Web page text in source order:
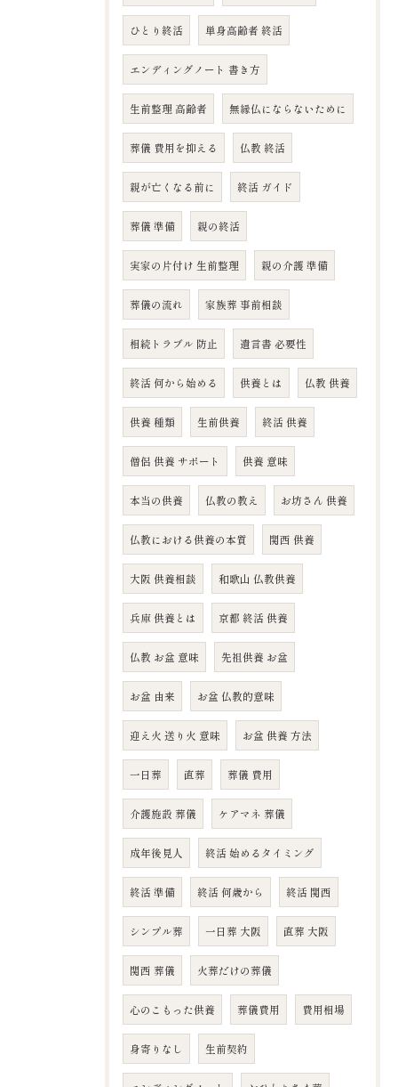
ひとり終活 単身高齢者 終活
エンディングノート 書き方
生前整理 高齢者 無縁仏にならないために
葬儀 費用を抑える 仏教 終活
親が亡くなる前に 終活 ガイド
葬儀 準備 親の終活
実家の片付け 生前整理 親の介護 準備
葬儀の流れ 家族葬 事前相談
相続トラブル 防止 遺言書 必要性
終活 何から始める 供養とは 仏教 供養
供養 種類 生前供養 終活 供養
僧侶 供養 サポート 供養 意味
本当の供養 仏教の教え お坊さん 供養
仏教における供養の本質 関西 供養
大阪 供養相談 和歌山 仏教供養
兵庫 供養とは 京都 終活 供養
仏教 お盆 意味 先祖供養 お盆
お盆 由来 お盆 仏教的意味
迎え火 送り火 意味 お盆 供養 方法
一日葬 直葬 葬儀 費用
介護施設 葬儀 ケアマネ 葬儀
成年後見人 終活 始めるタイミング
終活 準備 終活 何歳から 終活 関西
シンプル葬 一日葬 大阪 直葬 大阪
関西 葬儀 火葬だけの葬儀
心のこもった供養 葬儀費用 費用相場
身寄りなし 生前契約